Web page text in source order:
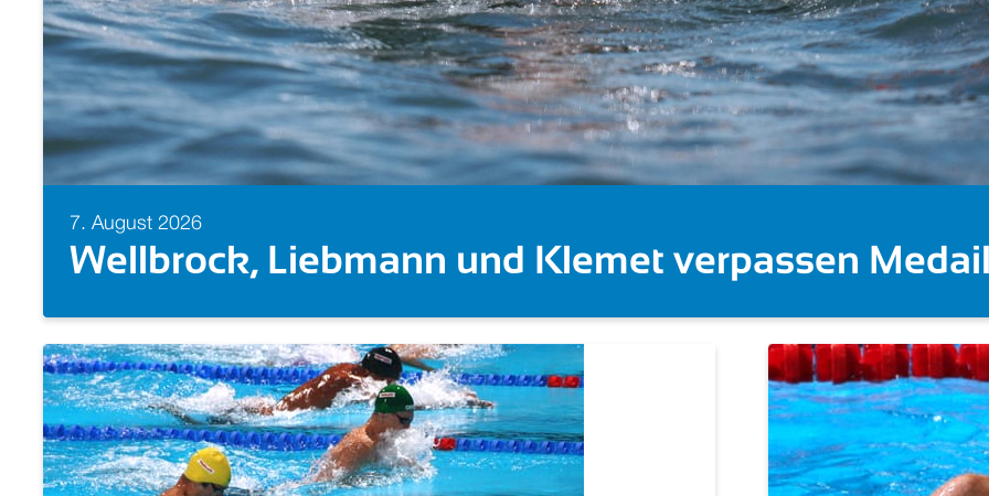
7. August 2026
Europameisterin! Isabel Gose feiert Gold im